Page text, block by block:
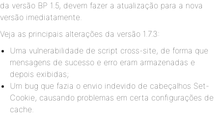
da versão BP 1.5, devem fazer a atualização para a nova
versão imediatamente.
Veja as principais alterações da versão 1.7.3:
Uma vulnerabilidade de script cross-site, de forma que
mensagens de sucesso e erro eram armazenadas e
depois exibidas;
Um bug que fazia o envio indevido de cabeçalhos Set-
Cookie, causando problemas em certa configurações de
cache.